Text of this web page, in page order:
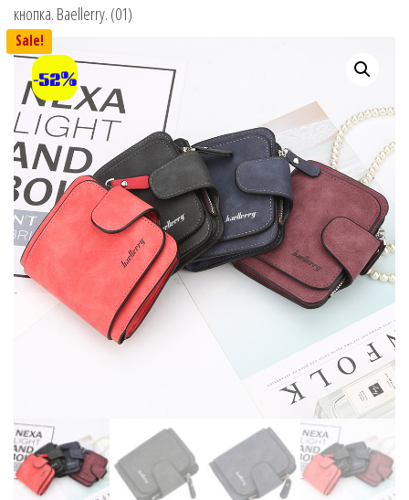
кнопка. Baellerry. (01)
Sale!
-52%